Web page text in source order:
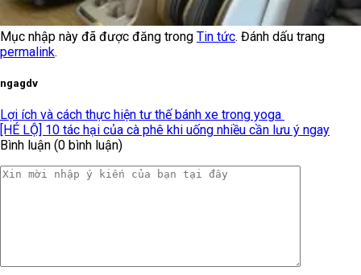
Mục nhập này đã được đăng trong Tin tức. Đánh dấu trang
permalink.
ngagdv
Lợi ích và cách thực hiện tư thế bánh xe trong yoga
[HÉ LỘ] 10 tác hại của cà phê khi uống nhiều cần lưu ý ngay
Bình luận (0 bình luận)